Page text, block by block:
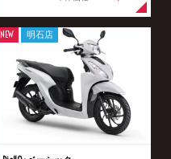
NEW 明石店